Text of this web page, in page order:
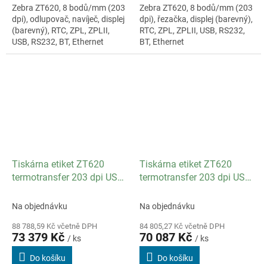
Zebra ZT620, 8 bodů/mm (203
dpi), odlupovač, navíječ, displej
(barevný), RTC, ZPL, ZPLII,
USB, RS232, BT, Ethernet
Zebra ZT620, 8 bodů/mm (203
dpi), řezačka, displej (barevný),
RTC, ZPL, ZPLII, USB, RS232,
BT, Ethernet
Tiskárna etiket ZT620
termotransfer 203 dpi USB
řezačka Ethernet
Na objednávku
88 788,59 Kč včetně DPH
73 379 Kč / ks
Do košíku
Tiskárna etiket ZT620
termotransfer 203 dpi USB
Ethernet
Na objednávku
84 805,27 Kč včetně DPH
70 087 Kč / ks
Do košíku